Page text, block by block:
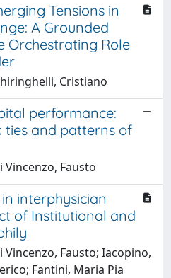
Tensions in
A Grounded
Orchestrating Role
Cristiano
performance:
and patterns of
Vincenzo, Fausto
interphysician
of Institutional and
Vincenzo, Fausto; Iacopino,
Fantini, Maria Pia